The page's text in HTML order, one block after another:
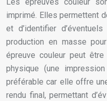
Les épreuves couleur
imprimé. Elles permettent
et d’identifier
production en masse pour
épreuve couleur peut être
physique (une
préférable car elle offre
rendu final, permettant